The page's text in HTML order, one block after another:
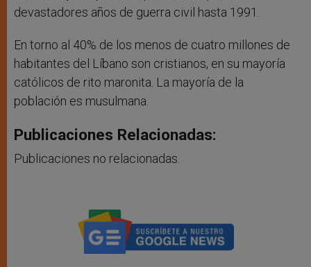
devastadores años de guerra civil hasta 1991.
En torno al 40% de los menos de cuatro millones de
habitantes del Líbano son cristianos, en su mayoría
católicos de rito maronita. La mayoría de la
población es musulmana.
Publicaciones Relacionadas:
Publicaciones no relacionadas.